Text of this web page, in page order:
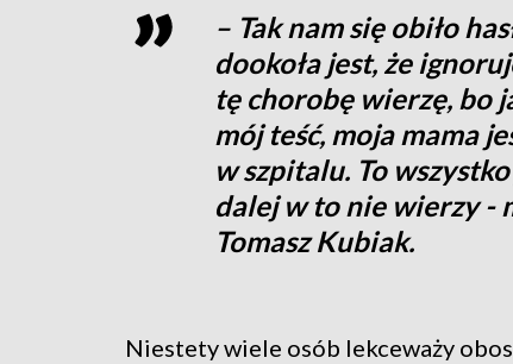
– Tak nam się obiło
dookoła jest, że
tę chorobę wierzę, bo
mój teść, moja mama
w szpitalu. To
dalej w to nie wierzy -
Tomasz Kubiak.
Niestety wiele osób lekceważy